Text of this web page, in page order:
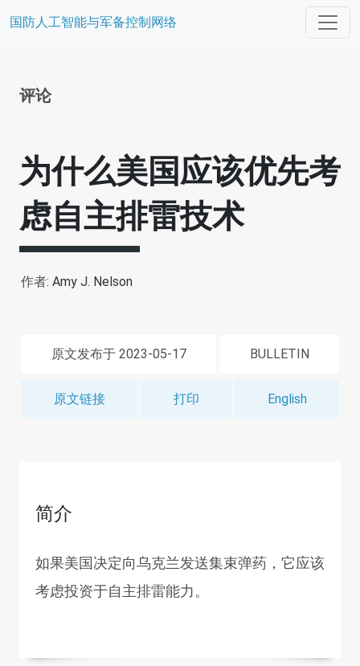
国防人工智能与军备控制网络
评论
为什么美国应该优先考
虑自主排雷技术
作者: Amy J. Nelson
原文发布于 2023-05-17 BULLETIN
原文链接 打印 English
简介
如果美国决定向乌克兰发送集束弹药，它应该
考虑投资于自主排雷能力。